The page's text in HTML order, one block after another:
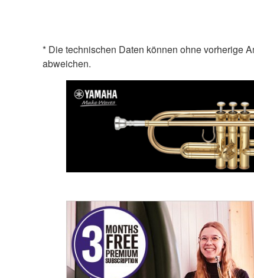
* Die technischen Daten können ohne vorherige
abweichen.